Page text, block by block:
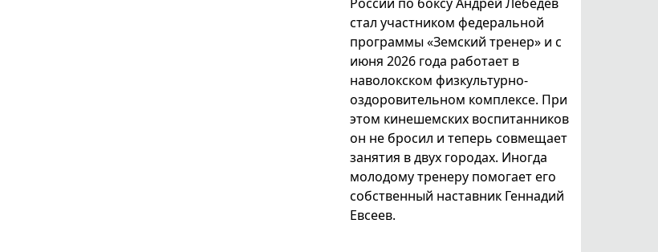
стал участником федеральной
программы «Земский тренер» и с
июня 2026 года работает в
наволокском физкультурно-
оздоровительном комплексе. При
этом кинешемских воспитанников
он не бросил и теперь совмещает
занятия в двух городах. Иногда
молодому тренеру помогает его
собственный наставник Геннадий
Евсеев.